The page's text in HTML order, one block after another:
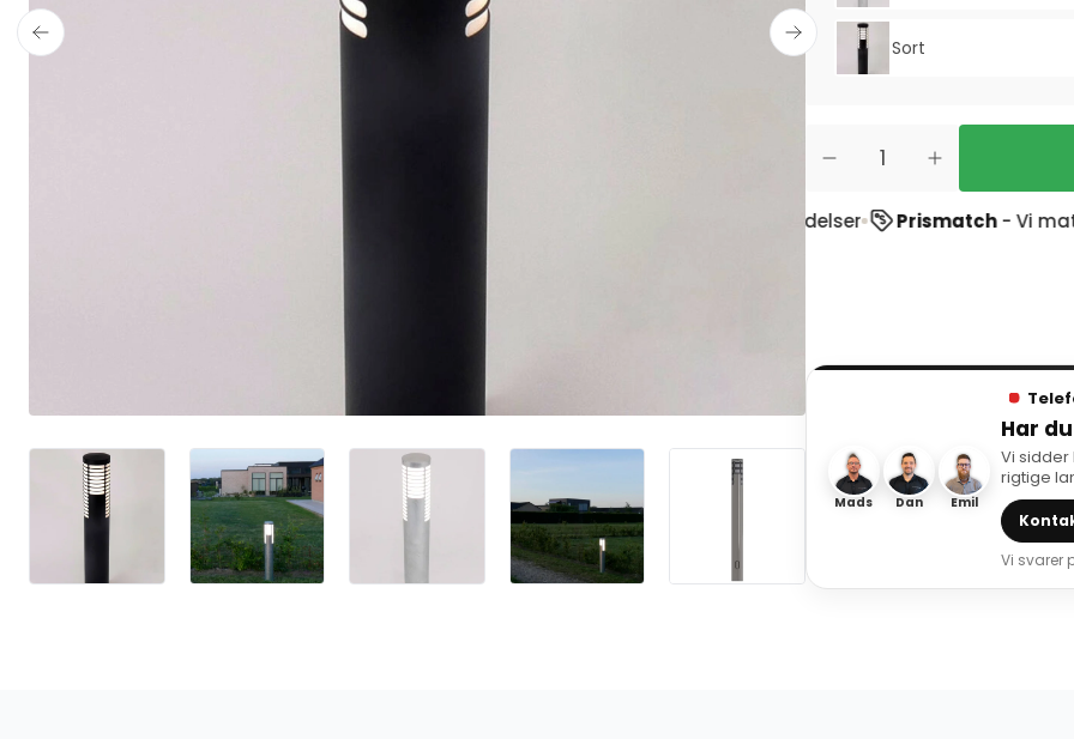
Sort
Prismatch- Vi matcher
Mads Dan Emil
Har
Vi
rigtige
Vi svarer